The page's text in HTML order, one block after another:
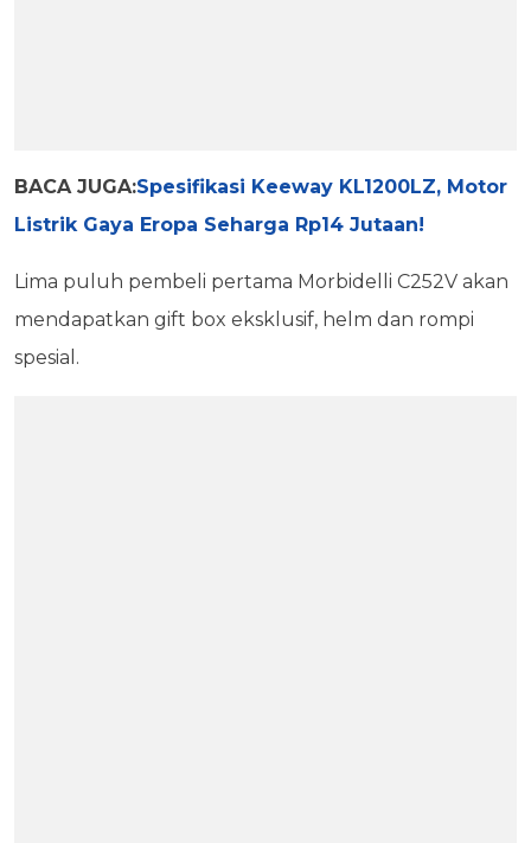
BACA JUGA:Spesifikasi Keeway KL1200LZ, Motor
Listrik Gaya Eropa Seharga Rp14 Jutaan!
Lima puluh pembeli pertama Morbidelli C252V akan
mendapatkan gift box eksklusif, helm dan rompi
spesial.